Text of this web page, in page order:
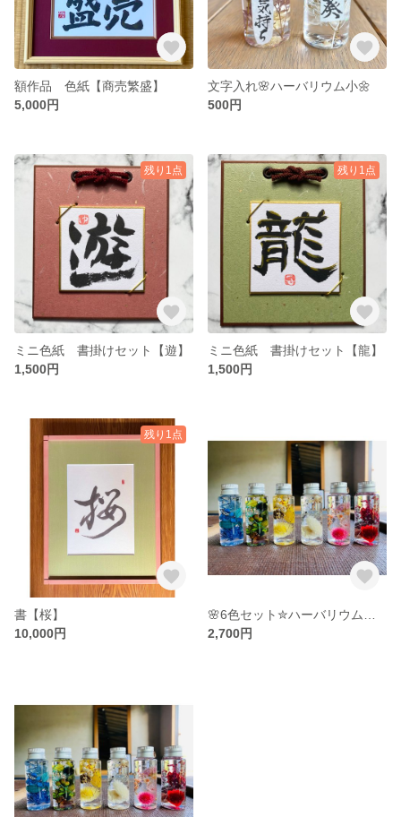
額作品 色紙【商売繁盛】
5,000円
文字入れ🌸ハーバリウム小🌼
500円
残り1点
ミニ色紙 書掛けセット【遊】
1,500円
残り1点
ミニ色紙 書掛けセット【龍】
1,500円
残り1点
書【桜】
10,000円
2,700円